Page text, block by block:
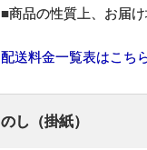
■商品の性質上、お届
配送料金一覧表はこち
のし（掛紙）